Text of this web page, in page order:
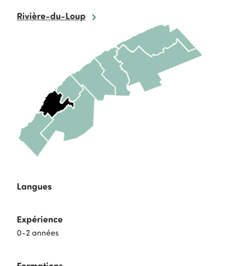
Rivière-du-Loup
Langues
Expérience
0-2 années